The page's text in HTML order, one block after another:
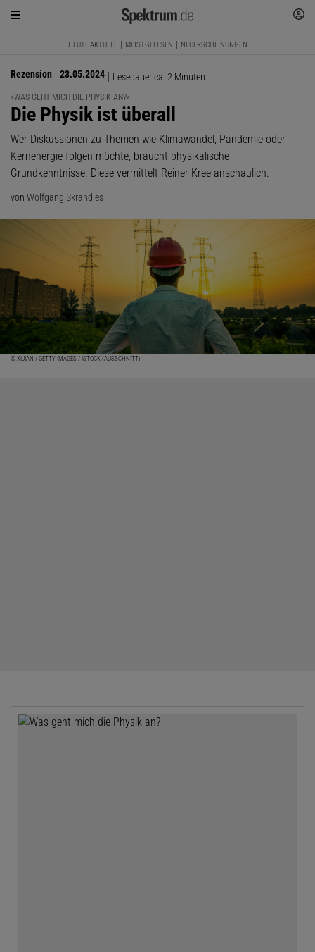
HEUTE AKTUELL MEISTGELESEN NEUERSCHEINUNGEN
Rezension 23.05.2024 Lesedauer ca. 2 Minuten
»WAS GEHT MICH DIE PHYSIK AN?«
:
Die Physik ist überall
Wer Diskussionen zu Themen wie Klimawandel, Pandemie oder
Kernenergie folgen möchte, braucht physikalische
Grundkenntnisse. Diese vermittelt Reiner Kree anschaulich.
von Wolfgang Skrandies
© XIJIAN / GETTY IMAGES / ISTOCK (AUSSCHNITT)